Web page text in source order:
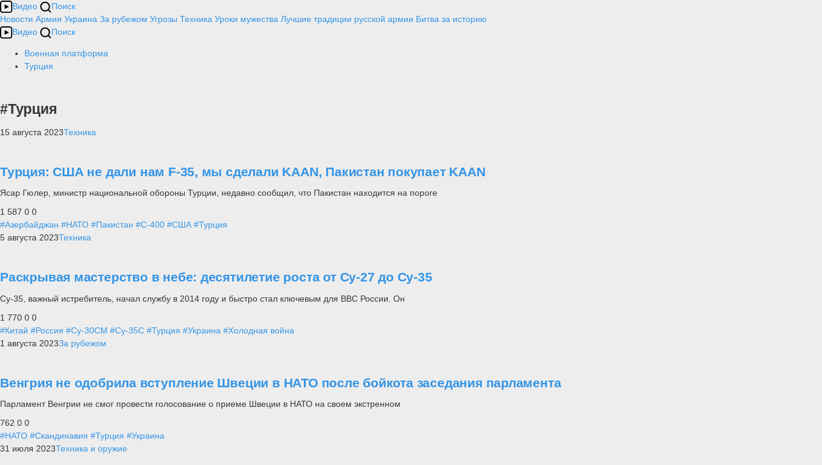
Видео
Поиск
Новости Армия Украина За рубежом Угрозы Техника Уроки мужества Лучшие традиции русской армии Битва за историю
Видео
Поиск
Военная платформа
Турция
#Турция
15 августа 2023Техника
Турция: США не дали нам F-35, мы сделали KAAN, Пакистан покупает KAAN
Ясар Гюлер, министр национальной обороны Турции, недавно сообщил, что Пакистан находится на пороге
1 587 0 0
#Азербайджан #НАТО #Пакистан #С-400 #США #Турция
5 августа 2023Техника
Раскрывая мастерство в небе: десятилетие роста от Су-27 до Су-35
Су-35, важный истребитель, начал службу в 2014 году и быстро стал ключевым для ВВС России. Он
1 770 0 0
#Китай #Россия #Су-30СМ #Су-35С #Турция #Украина #Холодная война
1 августа 2023За рубежом
Венгрия не одобрила вступление Швеции в НАТО после бойкота заседания парламента
Парламент Венгрии не смог провести голосование о приеме Швеции в НАТО на своем экстренном
762 0 0
#НАТО #Скандинавия #Турция #Украина
31 июля 2023Техника и оружие